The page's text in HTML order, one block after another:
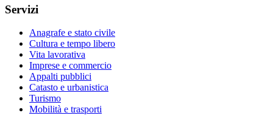
Servizi
Anagrafe e stato civile
Cultura e tempo libero
Vita lavorativa
Imprese e commercio
Appalti pubblici
Catasto e urbanistica
Turismo
Mobilità e trasporti